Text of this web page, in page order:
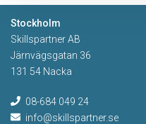
Stockholm
Skillspartner AB
Järnvägsgatan 36
131 54 Nacka
08-684 049 24
info@skillspartner.se